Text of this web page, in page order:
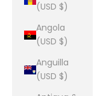
(USD $)
Angola
(USD $)
Anguilla
(USD $)